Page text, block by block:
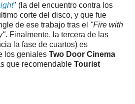
" (la del encuentro contra los
corte del disco, y que fue
de ese trabajo tras el "Fire with
. Finalmente, la tercera de las
la fase de cuartos) es
los geniales Two Door Cinema
que recomendable Tourist